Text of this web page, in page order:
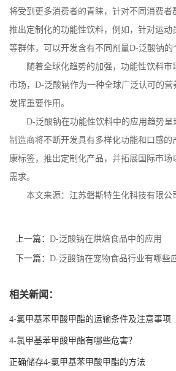
将受到更多消费者的青睐，针对不同消费者
推出定制化的功能性饮料，例如，针对运动
等群体，可以开发含有不同剂量D-泛酸钠的
随着全球化趋势的加强，功能性饮料
市场， D-泛酸钠作为一种全球广泛认可的
发挥重要作用。
D-泛酸钠在功能性饮料中的应用趋势呈
制造商将不断开发具有多样化功能和口感的
康标签，推出定制化产品，并拓展国际市场
需求。
本文来源：江苏磐斯特生化科技有限公
上一篇： D-泛酸钠在烘焙食品中的应用
下一篇： D-泛酸钠在宠物食品行业有哪些
相关新闻：
4-氯甲基苯甲酸甲酯的运输条件及注意事项
4-氯甲基苯甲酸甲酯有哪些危害？
正确储存4-氯甲基苯甲酸甲酯的方法